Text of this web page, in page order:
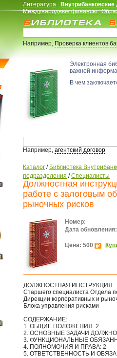
Литература
Международные финансы
Например,Проверка клиентов
Электронная
важной
В чем
Например, агентский договор
Каталог / Библиотека
подразделения /Специалисты
Должностная
работе с залоговым
рыночных рисков
Номер:
Дата обновления:
Цена: 500
ДОЛЖНОСТНАЯ ИНСТРУКЦИЯ
Старшего специалиста Отдела
Дирекции корпоративных и
Блока управления рисками
СОДЕРЖАНИЕ:
1. ОБЩИЕ ПОЛОЖЕНИЯ: 2
2. ОСНОВНЫЕ ЗАДАЧИ
3. ФУНКЦИОНАЛЬНЫЕ
4. ПОЛНОМОЧИЯ И ПРАВА: 2
5. ОТВЕТСТВЕННОСТЬ И